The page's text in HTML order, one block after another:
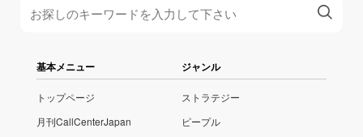
基本メニュー
トップページ
月刊CallCenterJapan
ジャンル
ストラテジー
ピープル